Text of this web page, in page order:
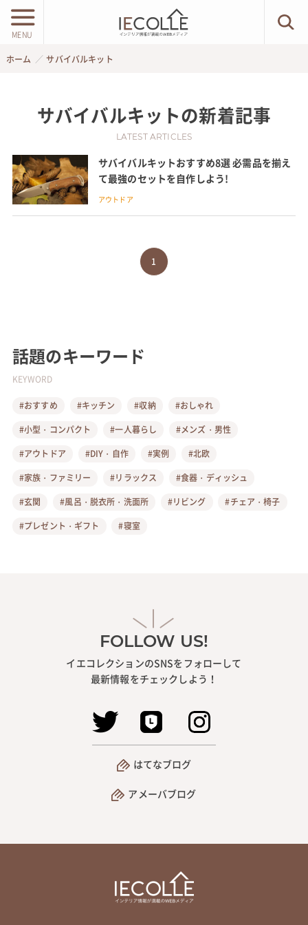
MENU
ホーム サバイバルキット
サバイバルキットの新着記事
LATEST ARTICLES
サバイバルキットおすすめ8選 必需品を揃え
て最強のセットを自作しよう!
アウトドア
1
話題のキーワード
KEYWORD
#おすすめ #キッチン #収納
#おしゃれ
#小型・コンパクト
#一人暮らし
#メンズ・男性
#アウトドア
#DIY・自作 #実例
#北欧
#家族・ファミリー
#リラックス
#食器・ディッシュ
#玄関
#風呂・脱衣所・洗面所 #リビング
#チェア・椅子
#プレゼント・ギフト
#寝室
FOLLOW US!
イエコレクションのSNSをフォローして
最新情報をチェックしよう！
はてなブログ
アメーバブログ